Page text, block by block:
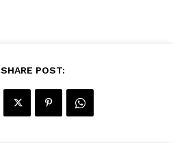
SHARE POST: